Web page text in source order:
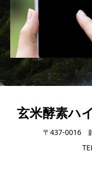
玄米酵素ハ
〒437-0016